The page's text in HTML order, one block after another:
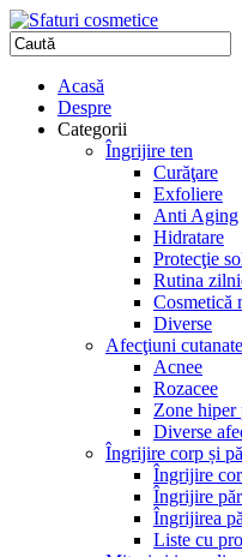
Acasă
Despre
Categorii
Îngrijire ten
Curăţare
Exfoliere
Anti Aging
Hidratare
Protecţie
Rutina
Cosmetică
Diverse
Afecţiuni cutanate
Acnee
Rozacee
Zone hiper
Diverse
Îngrijire corp și
Îngrijire
Îngrijire păr
Îngrijirea
Liste cu